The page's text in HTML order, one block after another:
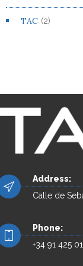
TAC (2)
Address:
Calle de
Phone:
+34 91 425